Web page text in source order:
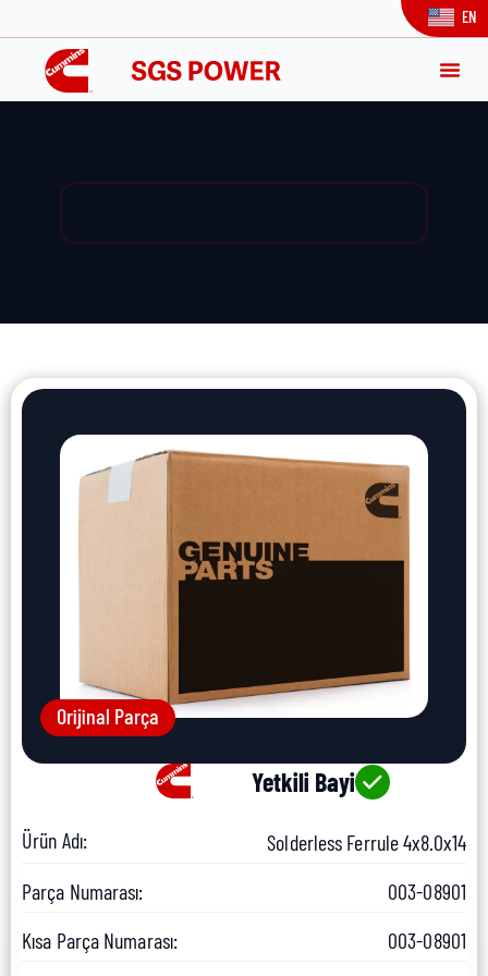
EN
Orijinal Parça
Yetkili Bayi
Ürün Adı:
Solderless Ferrule 4x8.0x14
Parça Numarası:
003-08901
Kısa Parça Numarası:
003-08901